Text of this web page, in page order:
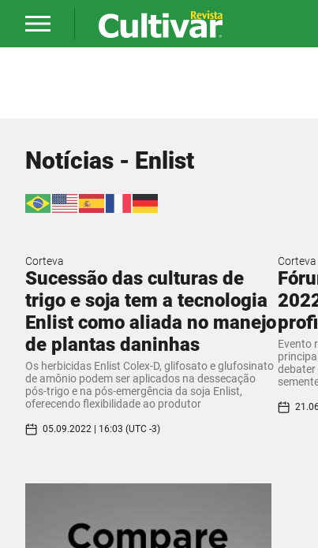
Notícias - Enlist
Corteva
Sucessão das culturas de
trigo e soja tem a tecnologia
Enlist como aliada no manejo
de plantas daninhas
Os herbicidas Enlist Colex-D, glifosato e glufosinato
de amônio podem ser aplicados na dessecação
pós-trigo e na pós-emergência da soja Enlist,
oferecendo flexibilidade ao produtor
05.09.2022 | 16:03 (UTC -3)
Corteva
Evento
debater